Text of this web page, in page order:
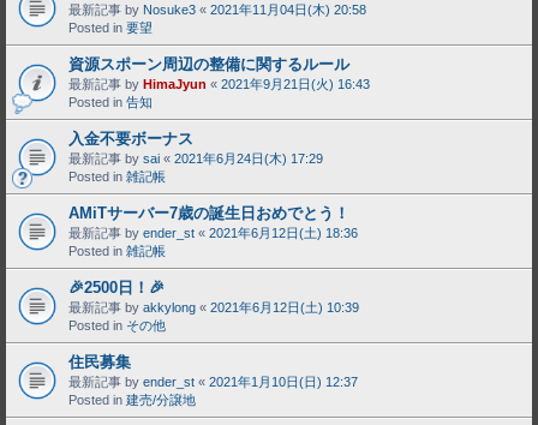
最新記事 by Nosuke3 « 2021年11月04日(木) 20:58
Posted in 要望
資源スポーン周辺の整備に関するルール
最新記事 by HimaJyun « 2021年9月21日(火) 16:43
Posted in 告知
入金不要ボーナス
最新記事 by sai « 2021年6月24日(木) 17:29
Posted in 雑記帳
AMiTサーバー7歳の誕生日おめでとう！
最新記事 by ender_st « 2021年6月12日(土) 18:36
Posted in 雑記帳
🎉2500日！🎉
最新記事 by akkylong « 2021年6月12日(土) 10:39
Posted in その他
住民募集
最新記事 by ender_st « 2021年1月10日(日) 12:37
Posted in 建売/分譲地